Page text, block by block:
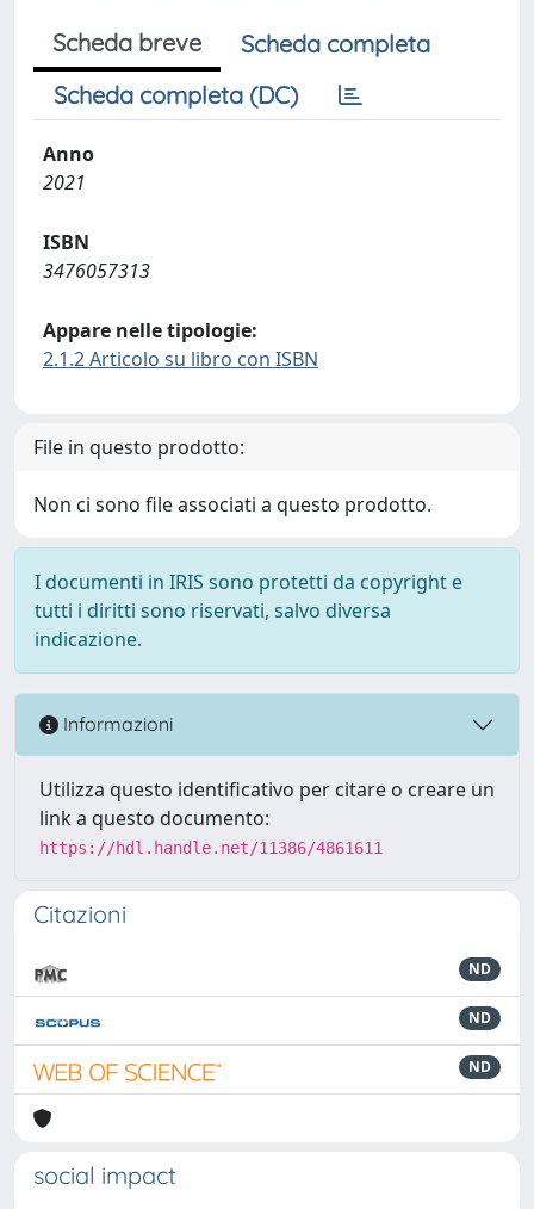
Scheda breve
Scheda completa
Scheda completa (DC)
Anno
2021
ISBN
3476057313
Appare nelle tipologie:
2.1.2 Articolo su libro con ISBN
File in questo prodotto:
Non ci sono file associati a questo prodotto.
I documenti in IRIS sono protetti da copyright e
tutti i diritti sono riservati, salvo diversa
indicazione.
Informazioni
Utilizza questo identificativo per citare o creare un
link a questo documento:
https://hdl.handle.net/11386/4861611
Citazioni
ND
ND
ND
social impact